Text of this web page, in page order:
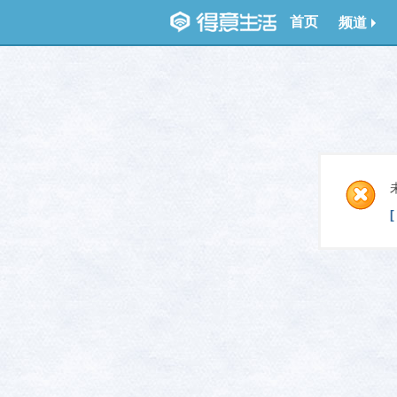
首页 频道
[